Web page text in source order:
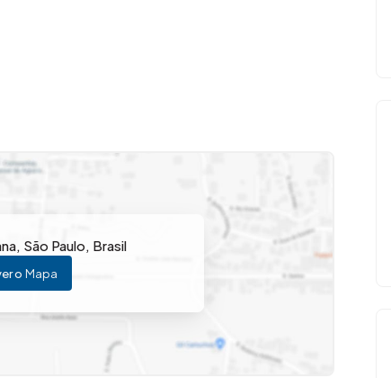
excelente infraestrutura urbana e qualidade de
com guarda-roupas planejados que otimizam
possui móveis planejados, oferecendo um
do cotidiano.
para momentos de descanso e convivência em
estando discretamente integrada à área do
, São Paulo, Brasil
o Mapa